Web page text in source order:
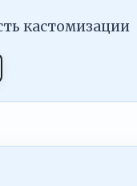
кастомизации